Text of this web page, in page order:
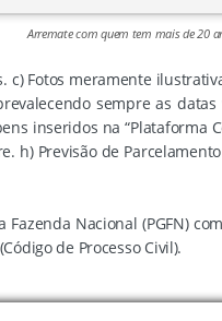
Arremate com quem tem mais de 20
Fotos meramente
sempre as datas
inseridos na “Plataforma
h) Previsão de
Nacional (PGFN)
de Processo Civil).